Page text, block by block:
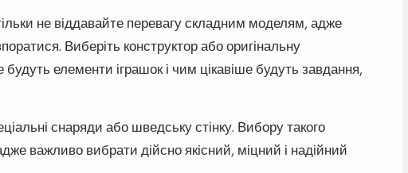
не віддавайте перевагу складним моделям, адже
Виберіть конструктор або оригінальну
елементи іграшок і чим цікавіше будуть завдання,
снаряди або шведську стінку. Вибору такого
важливо вибрати дійсно якісний, міцний і надійний